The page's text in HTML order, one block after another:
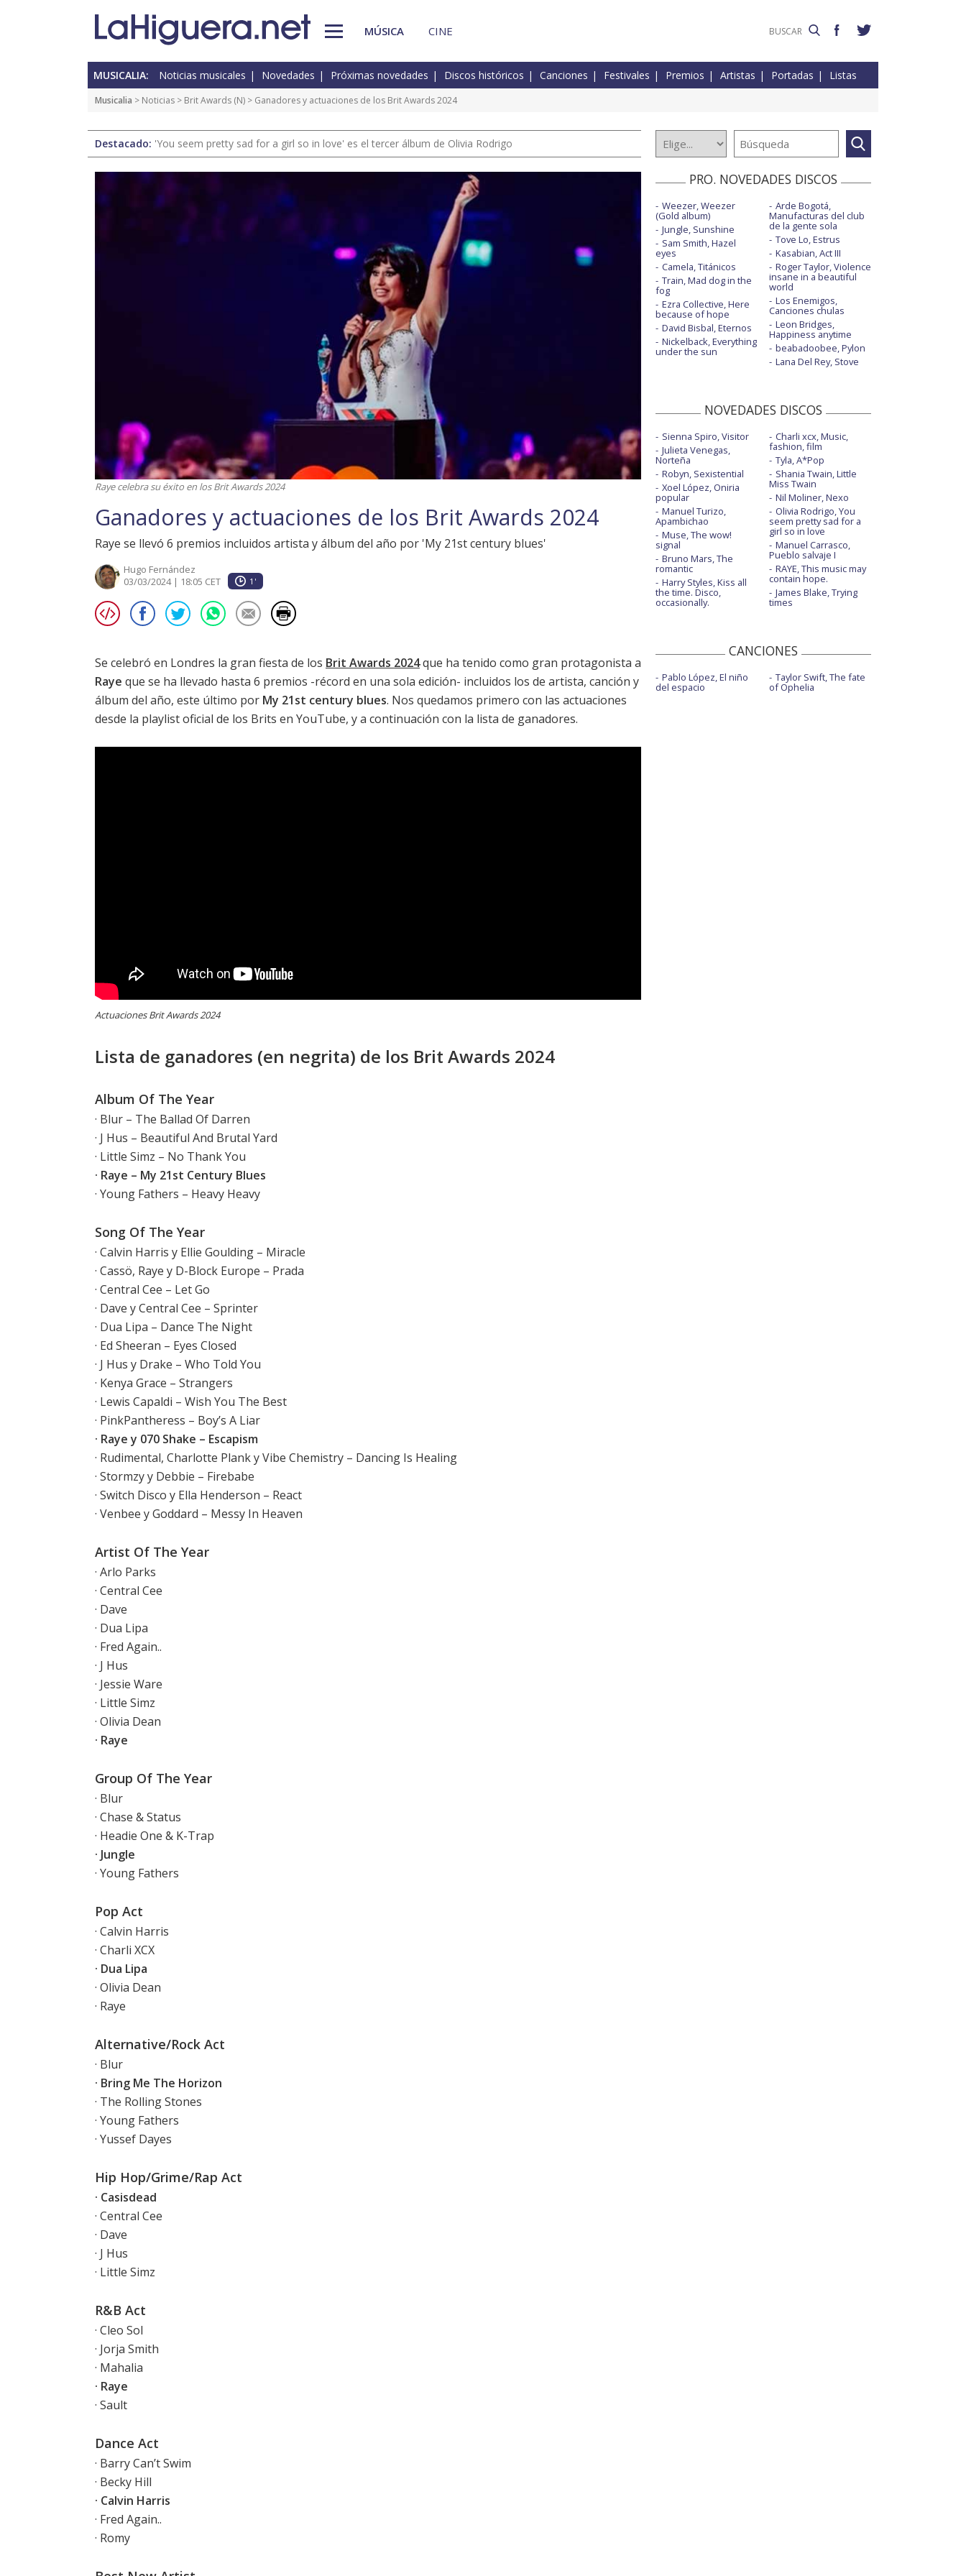
MÚSICA CINE
MUSICALIA: Noticias musicales Novedades Próximas novedades Discos históricos Canciones Festivales Premios Artistas Portadas Listas
Musicalia > Noticias > Brit Awards (N) > Ganadores y actuaciones de los Brit Awards 2024
Destacado: 'You seem pretty sad for a girl so in love' es el tercer álbum de Olivia Rodrigo
Raye celebra su éxito en los Brit Awards 2024
Ganadores y actuaciones de los Brit Awards 2024
Raye se llevó 6 premios incluidos artista y álbum del año por 'My 21st century blues'
Hugo Fernández
03/03/2024 | 18:05 CET
1'
Se celebró en Londres la gran fiesta de los Brit Awards 2024que ha tenido como gran protagonista a
Raye que se ha llevado hasta 6 premios -récord en una sola edición- incluidos los de artista, canción y
álbum del año, este último por My 21st century blues. Nos quedamos primero con las actuaciones
desde la playlist oficial de los Brits en YouTube, y a continuación con la lista de ganadores.
Actuaciones Brit Awards 2024
Lista de ganadores (en negrita) de los Brit Awards 2024
Album Of The Year
· Blur – The Ballad Of Darren
· J Hus – Beautiful And Brutal Yard
· Little Simz – No Thank You
· Raye – My 21st Century Blues
· Young Fathers – Heavy Heavy
Song Of The Year
· Calvin Harris y Ellie Goulding – Miracle
· Cassö, Raye y D-Block Europe – Prada
· Central Cee – Let Go
· Dave y Central Cee – Sprinter
· Dua Lipa – Dance The Night
· Ed Sheeran – Eyes Closed
· J Hus y Drake – Who Told You
· Kenya Grace – Strangers
· Lewis Capaldi – Wish You The Best
· PinkPantheress – Boy’s A Liar
· Raye y 070 Shake – Escapism
· Rudimental, Charlotte Plank y Vibe Chemistry – Dancing Is Healing
· Stormzy y Debbie – Firebabe
· Switch Disco y Ella Henderson – React
· Venbee y Goddard – Messy In Heaven
Artist Of The Year
· Arlo Parks
· Central Cee
· Dave
· Dua Lipa
· Fred Again..
· J Hus
· Jessie Ware
· Little Simz
· Olivia Dean
· Raye
Group Of The Year
· Blur
· Chase & Status
· Headie One & K-Trap
· Jungle
· Young Fathers
Pop Act
· Calvin Harris
· Charli XCX
· Dua Lipa
· Olivia Dean
· Raye
Alternative/Rock Act
· Blur
· Bring Me The Horizon
· The Rolling Stones
· Young Fathers
· Yussef Dayes
Hip Hop/Grime/Rap Act
· Casisdead
· Central Cee
· Dave
· J Hus
· Little Simz
R&B Act
· Cleo Sol
· Jorja Smith
· Mahalia
· Raye
· Sault
Dance Act
· Barry Can’t Swim
· Becky Hill
· Calvin Harris
· Fred Again..
· Romy
PRO. NOVEDADES DISCOS
Weezer, Weezer
(Gold album)
Jungle, Sunshine
Sam Smith, Hazel
eyes
Camela, Titánicos
Train, Mad dog in the
fog
Ezra Collective, Here
because of hope
David Bisbal, Eternos
Nickelback, Everything
under the sun
Arde Bogotá,
Manufacturas del club
de la gente sola
Tove Lo, Estrus
Kasabian, Act III
Roger Taylor, Violence
insane in a beautiful
world
Los Enemigos,
Canciones chulas
Leon Bridges,
Happiness anytime
beabadoobee, Pylon
Lana Del Rey, Stove
NOVEDADES DISCOS
Sienna Spiro, Visitor
Julieta Venegas,
Norteña
Robyn, Sexistential
Xoel López, Oniria
popular
Manuel Turizo,
Apambichao
Muse, The wow!
signal
Bruno Mars, The
romantic
Harry Styles, Kiss all
the time. Disco,
occasionally.
Charli xcx, Music,
fashion, film
Tyla, A*Pop
Shania Twain, Little
Miss Twain
Nil Moliner, Nexo
Olivia Rodrigo, You
seem pretty sad for a
girl so in love
Manuel Carrasco,
Pueblo salvaje I
RAYE, This music may
contain hope.
James Blake, Trying
times
CANCIONES
Pablo López, El niño
del espacio
Taylor Swift, The fate
of Ophelia